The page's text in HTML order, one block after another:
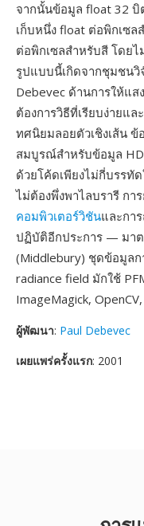
จากนั้นข้อมูล float 32 บิ
เก็บหนึ่ง float ต่อพิกเซล
ต่อพิกเซลสำหรับสี โดย
รูปแบบนี้เกิดจากชุมชนวิ
Debevec ด้านการให้แ
ต้องการวิธีที่เรียบง่ายแล
ทศนิยมลอยตัวเชิงเส้น ข้
สมบูรณ์สำหรับข้อมูล
ด้วยโค้ดเพียงไม่กี่บรรทั
ไม่ต้องพึ่งพาไลบรารี กา
คอมพิวเตอร์วิชันและกา
ปฏิบัติอีกประการ — มาต
(Middlebury) ชุดข้อมูล
radiance field มักใช้
ImageMagick,
ผู้พัฒนา: Paul Debevec
เผยแพร่ครั้งแรก: 2001